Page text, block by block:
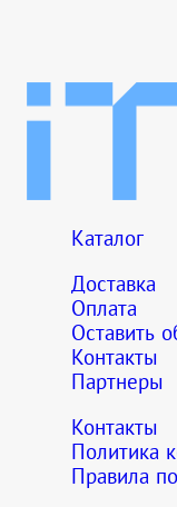
Каталог
Доставка
Оплата
Оставить
Контакты
Партнеры
Контакты
Политика
Правила